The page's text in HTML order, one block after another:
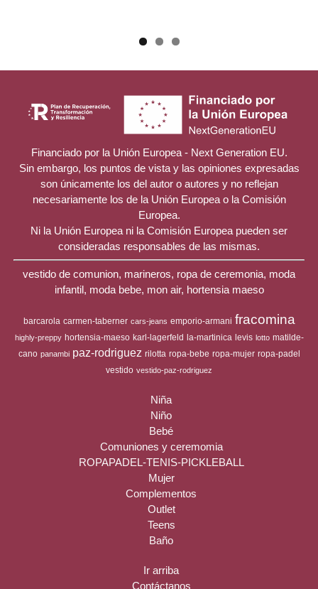
Financiado por la Unión Europea - Next Generation EU.
Sin embargo, los puntos de vista y las opiniones expresadas
son únicamente los del autor o autores y no reflejan
necesariamente los de la Unión Europea o la Comisión
Europea.
Ni la Unión Europea ni la Comisión Europea pueden ser
consideradas responsables de las mismas.
vestido de comunion, marineros, ropa de ceremonia, moda
infantil, moda bebe, mon air, hortensia maeso
barcarola carmen-taberner cars-jeans emporio-armani fracomina
highly-preppy hortensia-maeso karl-lagerfeld la-martinica levis lotto matilde-
cano panambi paz-rodriguez rilotta ropa-bebe ropa-mujer ropa-padel
vestido vestido-paz-rodriguez
Niña
Niño
Bebé
Comuniones y ceremomia
ROPAPADEL-TENIS-PICKLEBALL
Mujer
Complementos
Outlet
Teens
Baño
Ir arriba
Contáctanos